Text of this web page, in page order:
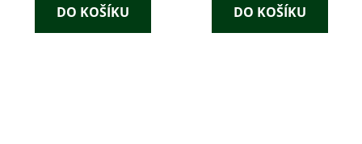
DO KOŠÍKU DO KOŠÍKU